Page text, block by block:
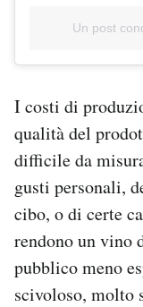
Un post
I costi di
qualità del
difficile da
gusti personali,
cibo, o di certe
rendono un vino
pubblico meno
scivoloso, molto